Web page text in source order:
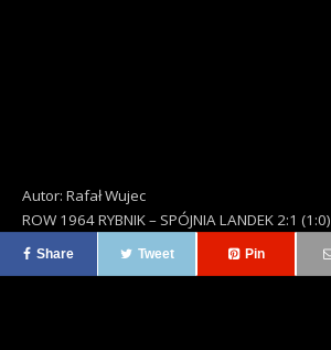
Autor: Rafał Wujec
ROW 1964 RYBNIK – SPÓJNIA LANDEK 2:1 (1:0)
Share Tweet Pin